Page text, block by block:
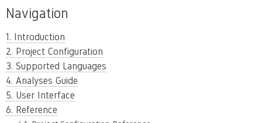
Navigation
1. Introduction
2. Project Configuration
3. Supported Languages
4. Analyses Guide
5. User Interface
6. Reference